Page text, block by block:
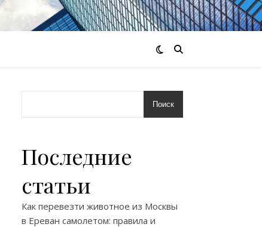
Поиск
Последние
статьи
Как перевезти животное из Москвы
в Ереван самолетом: правила и